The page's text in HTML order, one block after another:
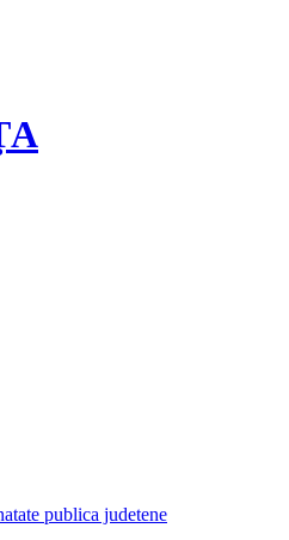
publica judetene